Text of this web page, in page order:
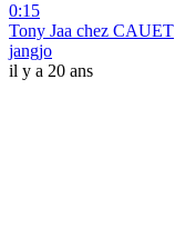
0:15
Tony Jaa chez CAUET
jangjo
il y a 20 ans